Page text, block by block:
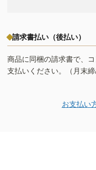
請求書払い（後払い）
商品に同梱の請求書で、
支払いください。（月末締
お支払い